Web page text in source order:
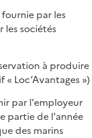
par les
les sociétés
à produire
Loc’Avantages »)
par l'employeur
partie de l'année
des marins